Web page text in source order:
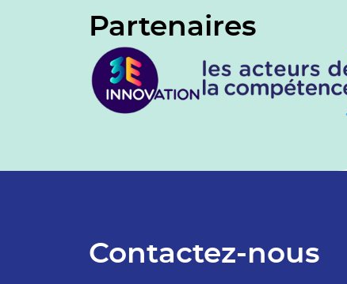
Partenaires
Contactez-nous